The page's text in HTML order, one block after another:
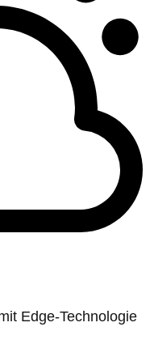
Edge-Technologie